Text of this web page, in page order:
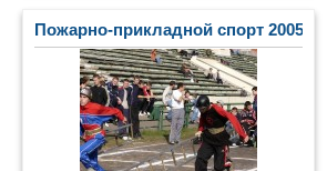
Пожарно-прикладной спорт 2005